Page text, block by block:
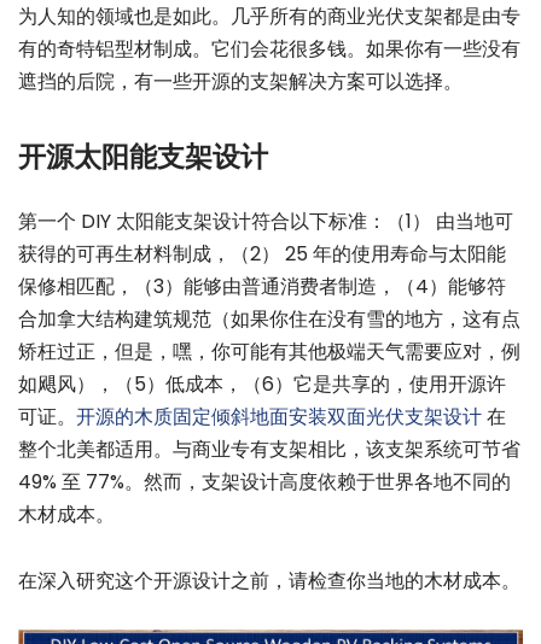
为人知的领域也是如此。几乎所有的商业光伏支架都是由专
有的奇特铝型材制成。它们会花很多钱。如果你有一些没有
遮挡的后院，有一些开源的支架解决方案可以选择。
开源太阳能支架设计
第一个 DIY 太阳能支架设计符合以下标准：（1） 由当地可
获得的可再生材料制成，（2） 25 年的使用寿命与太阳能
保修相匹配，（3）能够由普通消费者制造，（4）能够符
合加拿大结构建筑规范（如果你住在没有雪的地方，这有点
矫枉过正，但是，嘿，你可能有其他极端天气需要应对，例
如飓风），（5）低成本，（6）它是共享的，使用开源许
可证。 开源的木质固定倾斜地面安装双面光伏支架设计在
整个北美都适用。与商业专有支架相比，该支架系统可节省
49% 至 77%。然而，支架设计高度依赖于世界各地不同的
木材成本。
在深入研究这个开源设计之前，请检查你当地的木材成本。